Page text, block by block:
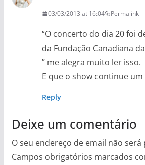
03/03/2013 at 16:04 Permalink
“O concerto do dia 20 foi
da Fundação Canadiana
” me alegra muito ler isso.
E que o show continue um
Reply
Deixe um comentário
O seu endereço de email não será
Campos obrigatórios marcados